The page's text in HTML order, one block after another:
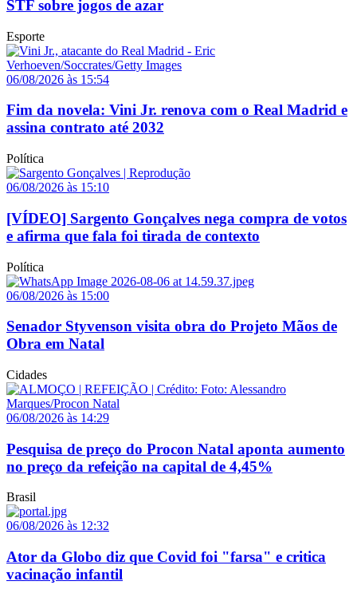
STF sobre jogos de azar
Esporte
06/08/2026 às 15:54
Fim da novela: Vini Jr. renova com o Real Madrid e
assina contrato até 2032
Política
06/08/2026 às 15:10
[VÍDEO] Sargento Gonçalves nega compra de votos
e afirma que fala foi tirada de contexto
Política
06/08/2026 às 15:00
Senador Styvenson visita obra do Projeto Mãos de
Obra em Natal
Cidades
06/08/2026 às 14:29
Pesquisa de preço do Procon Natal aponta aumento
no preço da refeição na capital de 4,45%
Brasil
06/08/2026 às 12:32
Ator da Globo diz que Covid foi "farsa" e critica
vacinação infantil